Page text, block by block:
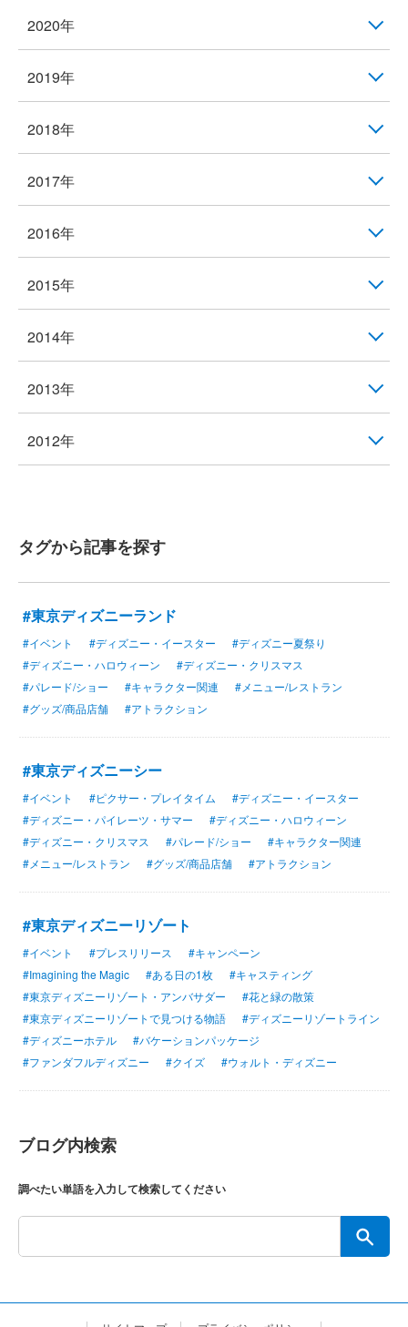
2020年
2019年
2018年
2017年
2016年
2015年
2014年
2013年
2012年
タグから記事を探す
#東京ディズニーランド
#イベント #ディズニー・イースター
#ディズニー夏祭り
#ディズニー・ハロウィーン
#ディズニー・クリスマス
#パレード/ショー
#キャラクター関連
#メニュー/レストラン
#グッズ/商品店舗
#アトラクション
#東京ディズニーシー
#イベント #ピクサー・プレイタイム
#ディズニー・イースター
#ディズニー・パイレーツ・サマー
#ディズニー・ハロウィーン
#ディズニー・クリスマス
#パレード/ショー
#キャラクター関連
#メニュー/レストラン
#グッズ/商品店舗 #アトラクション
#東京ディズニーリゾート
#イベント #プレスリリース
#キャンペーン
#Imagining the Magic
#ある日の1枚
#キャスティング
#東京ディズニーリゾート・アンバサダー
#花と緑の散策
#東京ディズニーリゾートで見つける物語
#ディズニーリゾートライン
#ディズニーホテル
#バケーションパッケージ
#ファンダフルディズニー
#クイズ #ウォルト・ディズニー
ブログ内検索
調べたい単語を入力して検索してください